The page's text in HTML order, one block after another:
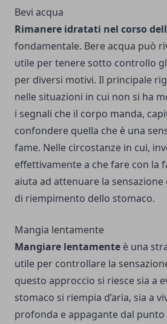
Bevi acqua
Rimanere idratati nel corso
fondamentale. Bere acqua può
utile per tenere sotto controllo
per diversi motivi. Il principale
nelle situazioni in cui non si ha
i segnali che il corpo manda,
confondere quella che è una
fame. Nelle circostanze in cui,
effettivamente a che fare con la
aiuta ad attenuare la sensazione
di riempimento dello stomaco.
Mangia lentamente
Mangiare lentamente è una
utile per controllare la
questo approccio si riesce sia a
stomaco si riempia d’aria, sia a
profonda e appagante dal